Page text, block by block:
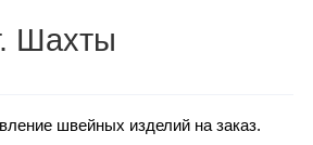
Каталог
Шахты
швейных изделий на заказ.